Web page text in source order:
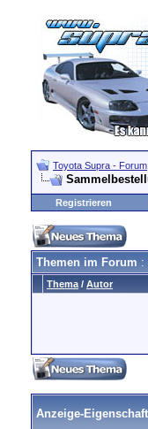
Toyota Supra - Forum
Registrieren
Themen im Forum :
Thema / Autor
Anzeige-